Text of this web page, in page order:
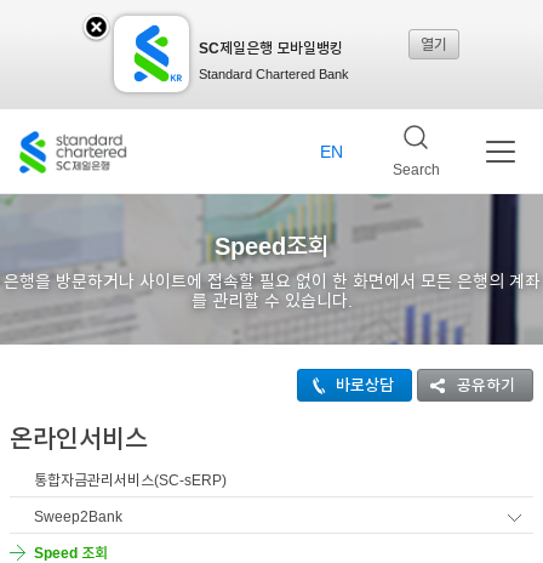
SC제일은행 모바일뱅킹
Standard Chartered Bank
열기
제일
킹레
Search
EN
Speed조회
은행을 방문하거나 사이트에 접속할 필요 없이 한 화면에서 모든 은행의 계좌
를 관리할 수 있습니다.
바로상담 공유하기
온라인서비스
통합자금관리서비스(SC-sERP)
Sweep2Bank
Speed 조회